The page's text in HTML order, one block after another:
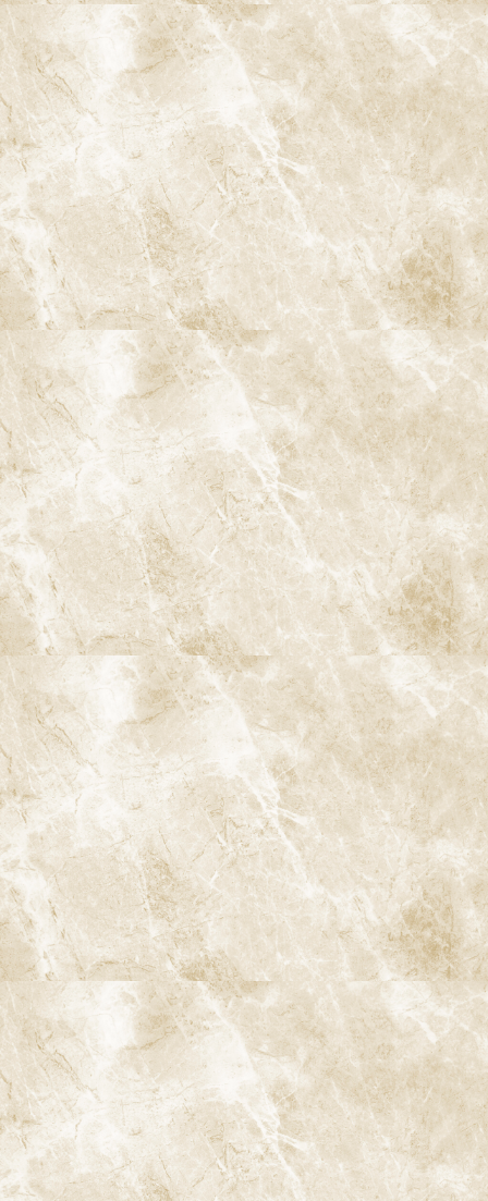
微細な破折・穿孔・汚染部位の把握不足
歯根に入った微細なヒビ（クラック）や、過去の治療による根管
の穿孔、器具破折なども、肉眼だけでは正確な位置や範囲を把握
しづらく、適切な対応が難しくなることがあります。こうした見え
ない問題が、慢性的な違和感や根尖病変の再発につながることも
あります。
マイクロスコープを用いた顕微鏡精
密根管治療のメリット
マイクロスコープの導入により、従来の根管治療と比べて、診断・
治療の精度が大きく向上します。ここでは、阿佐ヶ谷の当院で行
う「マイクロスコープを用いた歯内療法」の主なメリットをご紹
介します。
1. 見えなかった根管・分岐の「可視化」
マイクロスコープにより、追加根管や分岐根管、石灰化で狭くなっ
た根管などを、拡大視野で確認しながら探索できます。これによ
り、感染源の取り残しを減らし、根管治療の成功率を高めること
が期待できます。
2. 感染部位をピンポイントで除去できる
視野が拡大されることで、感染した象牙質や汚染物質を必要最小
限の切削で選択的に除去 し、健康な歯質をできるだけ残すことが
可能になります。これは、歯の寿命そのものを延ばすことにもつな
がります。
3. 根管内の状態を「目で確認」しながら治
療
根管内の段差（ステップ）や器具の破折、穿孔の有無などを直接
確認しながら治療できるため、状況に応じた適切な対応がとりや
すくなります。「どこまできちんと洗浄できているか」「どの範
囲まで拡大すべきか」といった判断も、より客観的に行うことが
できます。